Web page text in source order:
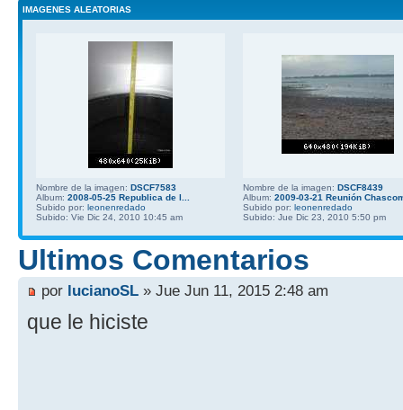
IMAGENES ALEATORIAS
Nombre de la imagen: DSCF7583
Album: 2008-05-25 Republica de l...
Subido por: leonenredado
Subido: Vie Dic 24, 2010 10:45 am
Nombre de la imagen: DSCF8439
Album: 2009-03-21 Reunión
Subido por: leonenredado
Subido: Jue Dic 23, 2010 5:50 pm
Ultimos Comentarios
por lucianoSL » Jue Jun 11, 2015 2:48 am
que le hiciste